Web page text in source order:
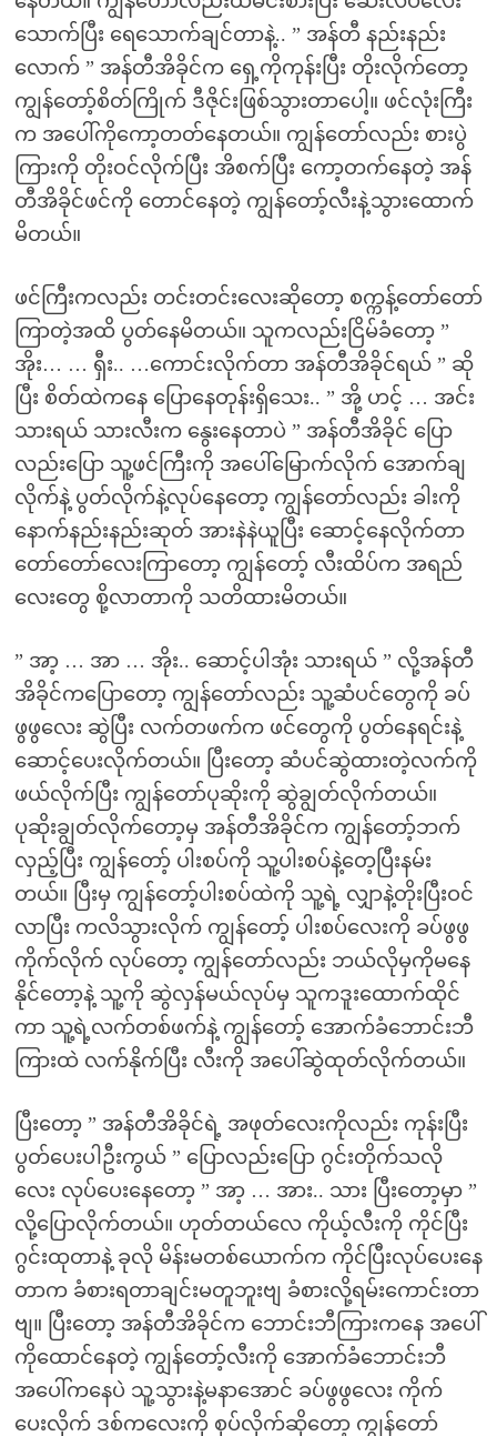
သောက်ပြီး ရေသောက်ချင်တာနဲ့.. ” အန်တီ နည်းနည်း
လောက် ” အန်တီအိခိုင်က ရှေ့ကိုကုန်းပြီး တိုးလိုက်တော့
ကျွန်တော့်စိတ်ကြိုက် ဒီဇိုင်းဖြစ်သွားတာပေါ့။ ဖင်လုံးကြီး
က အပေါ်ကိုကော့တတ်နေတယ်။ ကျွန်တော်လည်း စားပွဲ
ကြားကို တိုးဝင်လိုက်ပြီး အိစက်ပြီး ကော့တက်နေတဲ့ အန်
တီအိခိုင်ဖင်ကို တောင်နေတဲ့ ကျွန်တော့်လီးနဲ့သွားထောက်
မိတယ်။
ဖင်ကြီးကလည်း တင်းတင်းလေးဆိုတော့ စက္ကန့်တော်တော်
ကြာတဲ့အထိ ပွတ်နေမိတယ်။ သူကလည်းငြိမ်ခံတော့ ”
အိုး… … ရှီး.. …ကောင်းလိုက်တာ အန်တီအိခိုင်ရယ် ” ဆို
ပြီး စိတ်ထဲကနေ ပြောနေတုန်းရှိသေး.. ” အို့ ဟင့် … အင်း
သားရယ် သားလီးက နွေးနေတာပဲ ” အန်တီအိခိုင် ပြော
လည်းပြော သူ့ဖင်ကြီးကို အပေါ်မြောက်လိုက် အောက်ချ
လိုက်နဲ့ ပွတ်လိုက်နဲ့လုပ်နေတော့ ကျွန်တော်လည်း ခါးကို
နောက်နည်းနည်းဆုတ် အားနဲနဲယူပြီး ဆောင့်နေလိုက်တာ
တော်တော်လေးကြာတော့ ကျွန်တော့် လီးထိပ်က အရည်
လေးတွေ စို့လာတာကို သတိထားမိတယ်။
” အာ့ … အာ … အိုး.. ဆောင့်ပါအုံး သားရယ် ” လို့အန်တီ
အိခိုင်ကပြောတော့ ကျွန်တော်လည်း သူ့ဆံပင်တွေကို ခပ်
ဖွဖွလေး ဆွဲပြီး လက်တဖက်က ဖင်တွေကို ပွတ်နေရင်းနဲ့
ဆောင့်ပေးလိုက်တယ်။ ပြီးတော့ ဆံပင်ဆွဲထားတဲ့လက်ကို
ဖယ်လိုက်ပြီး ကျွန်တော်ပုဆိုးကို ဆွဲချွတ်လိုက်တယ်။
ပုဆိုးချွတ်လိုက်တော့မှ အန်တီအိခိုင်က ကျွန်တော့်ဘက်
လှည့်ပြီး ကျွန်တော့် ပါးစပ်ကို သူ့ပါးစပ်နဲ့တေ့ပြီးနမ်း
တယ်။ ပြီးမှ ကျွန်တော့်ပါးစပ်ထဲကို သူ့ရဲ့ လျှာနဲ့တိုးပြီးဝင်
လာပြီး ကလိသွားလိုက် ကျွန်တော့် ပါးစပ်လေးကို ခပ်ဖွဖွ
ကိုက်လိုက် လုပ်တော့ ကျွန်တော်လည်း ဘယ်လိုမှကိုမနေ
နိုင်တော့နဲ့ သူ့ကို ဆွဲလှန်မယ်လုပ်မှ သူကဒူးထောက်ထိုင်
ကာ သူ့ရဲ့လက်တစ်ဖက်နဲ့ ကျွန်တော့် အောက်ခံဘောင်းဘီ
ကြားထဲ လက်နိုက်ပြီး လီးကို အပေါ်ဆွဲထုတ်လိုက်တယ်။
ပြီးတော့ ” အန်တီအိခိုင်ရဲ့ အဖုတ်လေးကိုလည်း ကုန်းပြီး
ပွတ်ပေးပါဦးကွယ် ” ပြောလည်းပြော ဂွင်းတိုက်သလို
လေး လုပ်ပေးနေတော့ ” အာ့ … အား.. သား ပြီးတော့မှာ ”
လို့ပြောလိုက်တယ်။ ဟုတ်တယ်လေ ကိုယ့်လီးကို ကိုင်ပြီး
ဂွင်းထုတာနဲ့ ခုလို မိန်းမတစ်ယောက်က ကိုင်ပြီးလုပ်ပေးနေ
တာက ခံစားရတာချင်းမတူဘူးဗျ ခံစားလို့ရမ်းကောင်းတာ
ဗျ။ ပြီးတော့ အန်တီအိခိုင်က ဘောင်းဘီကြားကနေ အပေါ်
ကိုထောင်နေတဲ့ ကျွန်တော့်လီးကို အောက်ခံဘောင်းဘီ
အပေါ်ကနေပဲ သူ့သွားနဲ့မနာအောင် ခပ်ဖွဖွလေး ကိုက်
ပေးလိုက် ဒစ်ကလေးကို စုပ်လိုက်ဆိုတော့ ကျွန်တော်